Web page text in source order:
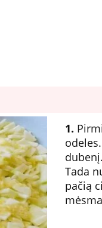
1.
Tada
pačią